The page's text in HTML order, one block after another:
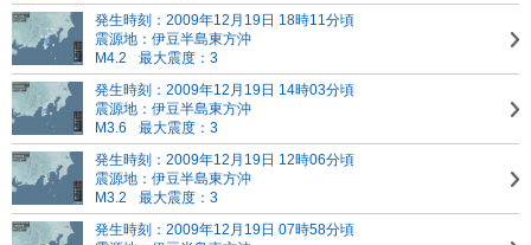
発生時刻：2009年12月19日 18時11分頃
震源地：伊豆半島東方沖
M4.2
最大震度：3
発生時刻：2009年12月19日 14時03分頃
震源地：伊豆半島東方沖
M3.6
最大震度：3
発生時刻：2009年12月19日 12時06分頃
震源地：伊豆半島東方沖
M3.2
最大震度：3
発生時刻：2009年12月19日 07時58分頃